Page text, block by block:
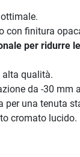
con finitura
per ridurre
qualità.
da -30 mm
per una tenuta
cromato lucido.